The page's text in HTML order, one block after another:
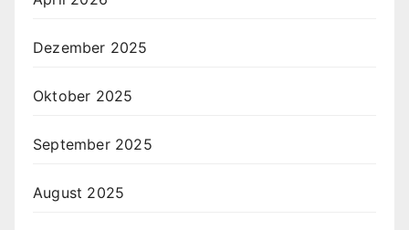
Dezember 2025
Oktober 2025
September 2025
August 2025